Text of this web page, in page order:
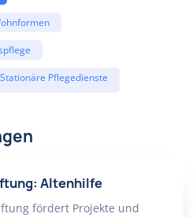
Stationäre Pflegedienste
Altenhilfe
fördert Projekte und